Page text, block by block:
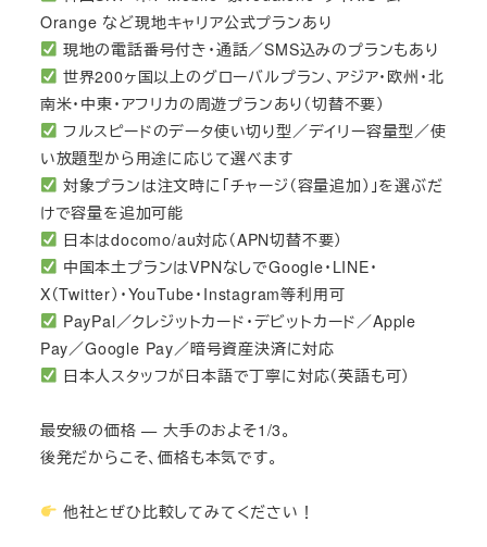
Orange など現地キャリア公式プランあり
現地の電話番号付き・通話／SMS込みのプランもあり
世界200ヶ国以上のグローバルプラン、アジア・欧州・北
南米・中東・アフリカの周遊プランあり（切替不要）
フルスピードのデータ使い切り型／デイリー容量型／使
い放題型から用途に応じて選べます
対象プランは注文時に「チャージ（容量追加）」を選ぶだ
けで容量を追加可能
日本はdocomo/au対応（APN切替不要）
中国本土プランはVPNなしでGoogle・LINE・
X（Twitter）・YouTube・Instagram等利用可
PayPal／クレジットカード・デビットカード／Apple
Pay／Google Pay／暗号資産決済に対応
日本人スタッフが日本語で丁寧に対応（英語も可）
最安級の価格 — 大手のおよそ1/3。
後発だからこそ、価格も本気です。
他社とぜひ比較してみてください！